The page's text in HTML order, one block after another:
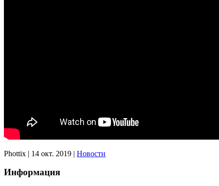
Phottix | 14 окт. 2019 | Новости
Информация